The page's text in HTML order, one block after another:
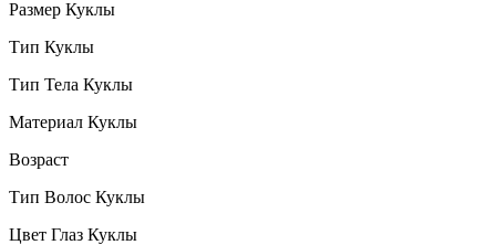
Размер Куклы
Тип Куклы
Тип Тела Куклы
Материал Куклы
Возраст
Тип Волос Куклы
Цвет Глаз Куклы